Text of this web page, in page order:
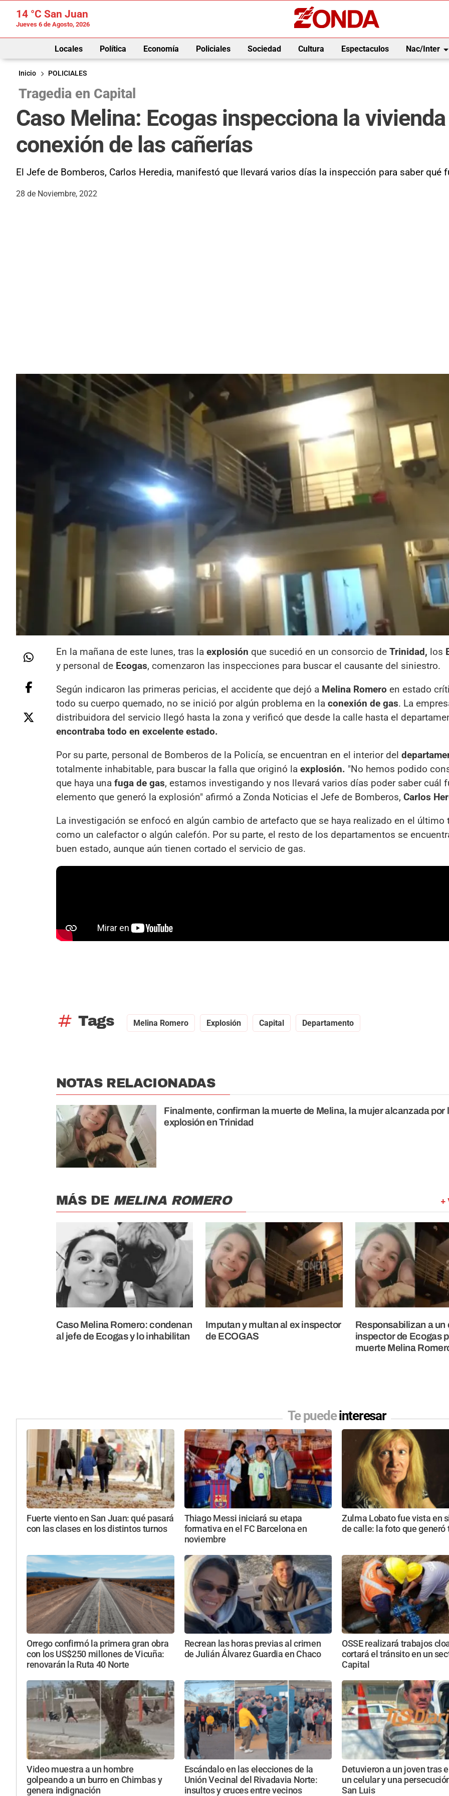
14 °C San Juan
Jueves 6 de Agosto, 2026
Locales Política Economía Policiales Sociedad Cultura Espectaculos Nac/Inter
Inicio POLICIALES
Tragedia en Capital
Caso Melina: Ecogas inspecciona la
conexión de las cañerías
El Jefe de Bomberos, Carlos Heredia, manifestó que llevará varios días la inspección para saber
28 de Noviembre, 2022
En la mañana de este lunes, tras la explosión que sucedió en un consorcio de Trinidad, los
y personal de Ecogas, comenzaron las inspecciones para buscar el causante del siniestro.
Según indicaron las primeras pericias, el accidente que dejó a Melina Romero en estado
todo su cuerpo quemado, no se inició por algún problema en la conexión de gas. La
distribuidora del servicio llegó hasta la zona y verificó que desde la calle hasta el
encontraba todo en excelente estado.
Por su parte, personal de Bomberos de la Policía, se encuentran en el interior del
totalmente inhabitable, para buscar la falla que originó la explosión. "No hemos podido
que haya una fuga de gas, estamos investigando y nos llevará varios días poder saber cuál
elemento que generó la explosión" afirmó a Zonda Noticias el Jefe de Bomberos, Carlos
La investigación se enfocó en algún cambio de artefacto que se haya realizado en el último
como un calefactor o algún calefón. Por su parte, el resto de los departamentos se
buen estado, aunque aún tienen cortado el servicio de gas.
tag Tags Melina Romero Explosión Capital Departamento
NOTAS RELACIONADAS
Finalmente, confirman la muerte de Melina, la mujer alcanzada por
explosión en Trinidad
+
MÁS DE MELINA ROMERO
Caso Melina Romero: condenan
al jefe de Ecogas y lo inhabilitan
Imputan y multan al ex inspector
de ECOGAS
Responsabilizan a un
inspector de Ecogas
muerte Melina
Te puedeinteresar
Fuerte viento en San Juan: qué pasará
con las clases en los distintos turnos
Thiago Messi iniciará su etapa
formativa en el FC Barcelona en
noviembre
Zulma Lobato fue vista en
de calle: la foto que generó
Orrego confirmó la primera gran obra
con los US$250 millones de Vicuña:
renovarán la Ruta 40 Norte
Recrean las horas previas al crimen
de Julián Álvarez Guardia en Chaco
OSSE realizará trabajos
cortará el tránsito en un
Capital
Video muestra a un hombre
golpeando a un burro en Chimbas y
genera indignación
Escándalo en las elecciones de la
Unión Vecinal del Rivadavia Norte:
insultos y cruces entre vecinos
Detuvieron a un joven tras
un celular y una
San Luis